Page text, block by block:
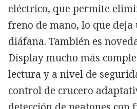
eléctrico, que permite
freno de mano, lo que deja
diáfana. También es
Display mucho más
lectura y a nivel de
control de crucero